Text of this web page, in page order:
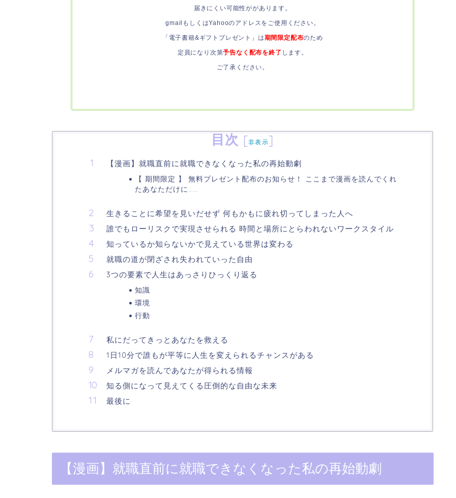
届きにくい可能性ががあります。
gmailもしくはYahooのアドレスをご使用ください。
「電子書籍&ギフトプレゼント」は期間限定配布のため
定員になり次第予告なく配布を終了 します。
ご了承ください。
目次 [非表示]
【漫画】就職直前に就職できなくなった私の再始動劇
【 期間限定 】 無料プレゼント配布のお知らせ！ ここまで漫画を読んでくれ
たあなただけに……
生きることに希望を見いだせず 何もかもに疲れ切ってしまった人へ
誰でもローリスクで実現させられる 時間と場所にとらわれないワークスタイル
知っているか知らないかで見えている世界は変わる
就職の道が閉ざされ失われていった自由
3つの要素で人生はあっさりひっくり返る
知識
環境
行動
私にだってきっとあなたを救える
1日10分で誰もが平等に人生を変えられるチャンスがある
メルマガを読んであなたが得られる情報
知る側になって見えてくる圧倒的な自由な未来
最後に
【漫画】就職直前に就職できなくなった私の再始動劇